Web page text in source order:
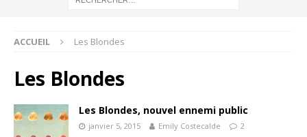
ACCUEIL Les Blondes
Les Blondes
Les Blondes, nouvel ennemi public
janvier 5, 2015 Emily Costecalde 2